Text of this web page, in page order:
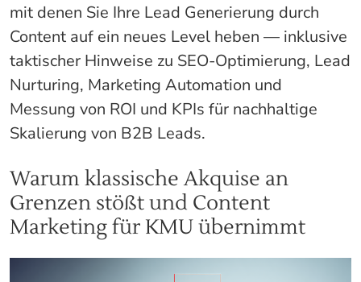
mit denen Sie Ihre Lead Generierung durch
Content auf ein neues Level heben — inklusive
taktischer Hinweise zu SEO-Optimierung, Lead
Nurturing, Marketing Automation und
Messung von ROI und KPIs für nachhaltige
Skalierung von B2B Leads.
Warum klassische Akquise an
Grenzen stößt und Content
Marketing für KMU übernimmt